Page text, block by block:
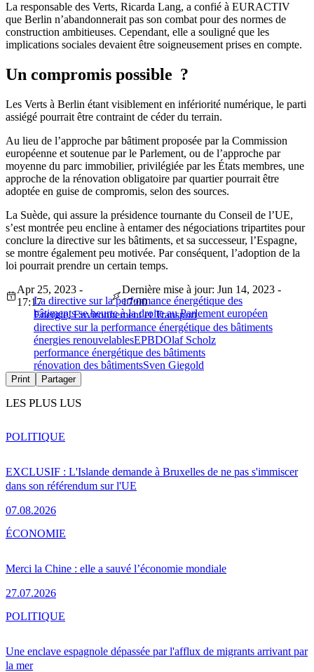
La responsable des Verts, Ricarda Lang, a confié à EURACTIV
que Berlin n’abandonnerait pas son combat pour des normes de
construction ambitieuses. Cependant, elle a souligné que les
implications sociales devaient être soigneusement prises en compte.
Un compromis possible ?
Les Verts à Berlin étant visiblement en infériorité numérique, le parti
assiégé pourrait être contraint de céder du terrain.
Au lieu de l’approche par bâtiment proposée par la Commission
européenne et soutenue par le Parlement, ou de l’approche par
moyenne du parc immobilier, privilégiée par les États membres, une
approche de la rénovation obligatoire par quartier pourrait être
adoptée en guise de compromis, selon des sources.
La Suède, qui assure la présidence tournante du Conseil de l’UE,
s’est montrée peu encline à entamer des négociations tripartites pour
conclure la directive sur les bâtiments, et sa successeur, l’Espagne,
se montre également peu motivée. Par conséquent, l’adoption de la
loi pourrait prendre un certain temps.
La directive sur la performance énergétique des
bâtiments se heurte à la droite au Parlement européen
Apr 25, 2023 -
17:17
Dernière mise à jour: Jun 14, 2023 -
17:00
Energie, Environnement et Transport
directive sur la performance énergétique des bâtiments
énergies renouvelablesEPBDOlaf Scholz
performance énergétique des bâtiments
rénovation des bâtimentsSven Giegold
Print Partager
LES PLUS LUS
EXCLUSIF : L'Islande demande à Bruxelles de ne pas s'immiscer
dans son référendum sur l'UE
07.08.2026
POLITIQUE
Merci la Chine : elle a sauvé l’économie mondiale
27.07.2026
ÉCONOMIE
Une enclave espagnole dépassée par l'afflux de migrants arrivant par
la mer
POLITIQUE